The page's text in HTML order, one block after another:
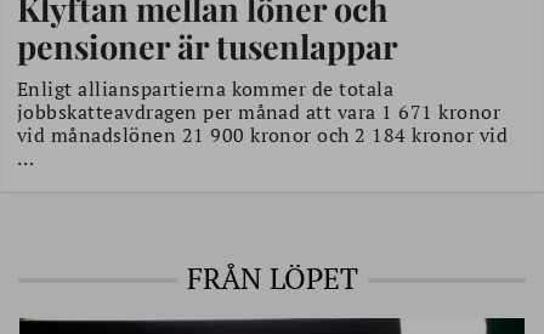
pensioner är tusenlappar
Enligt allianspartierna kommer de totala
jobbskatteavdragen per månad att vara 1 671 kronor
vid månadslönen 21 900 kronor och 2 184 kronor vid
…
FRÅN LÖPET